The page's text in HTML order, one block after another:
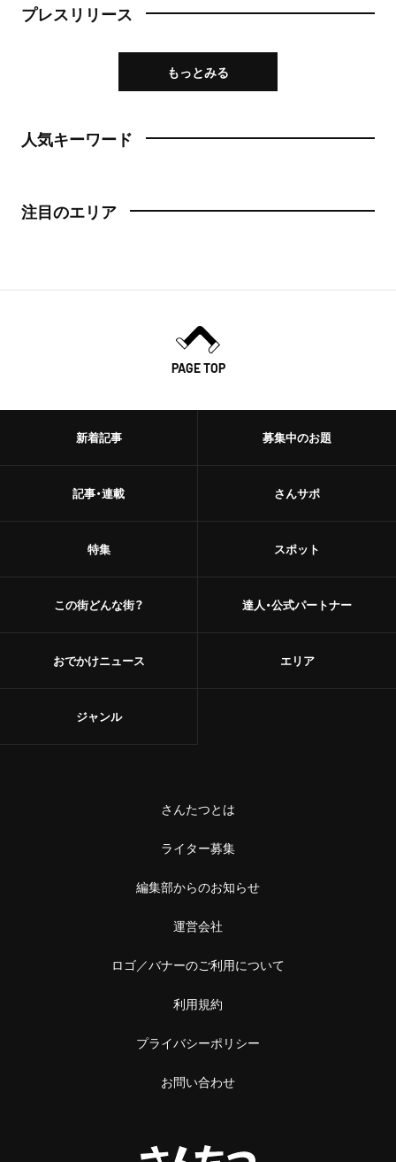
プレスリリース
もっとみる
人気キーワード
注目のエリア
PAGE TOP
新着記事
記事・連載
特集
この街どんな街？
おでかけニュース
募集中のお題
さんサポ
スポット
達人・公式パートナー
エリア
ジャンル
さんたつとは
ライター募集
編集部からのお知らせ
運営会社
ロゴ／バナーのご利用について
利用規約
プライバシーポリシー
お問い合わせ